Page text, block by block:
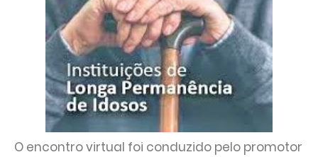
O encontro virtual foi conduzido pelo promotor